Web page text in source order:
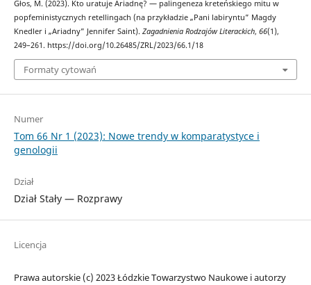
Głos, M. (2023). Kto uratuje Ariadnę? — palingeneza kreteńskiego mitu w
popfeministycznych retellingach (na przykładzie „Pani labiryntu” Magdy
Knedler i „Ariadny” Jennifer Saint). Zagadnienia Rodzajów Literackich, 66(1),
249–261. https://doi.org/10.26485/ZRL/2023/66.1/18
Formaty cytowań
Numer
Tom 66 Nr 1 (2023): Nowe trendy w komparatystyce i
genologii
Dział
Dział Stały — Rozprawy
Licencja
Prawa autorskie (c) 2023 Łódzkie Towarzystwo Naukowe i autorzy